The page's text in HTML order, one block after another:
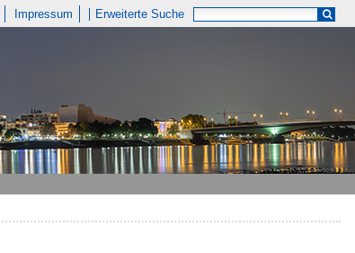
Impressum Erweiterte Suche